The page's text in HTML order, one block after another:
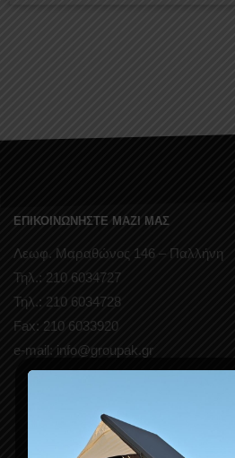
ΕΠΙΚΟΙΝΩΝΗΣΤΕ ΜΑΖΙ ΜΑΣ
Λεωφ. Μαραθώνος 146 – Παλλήνη
Τηλ.: 210 6034727
Τηλ.: 210 6034728
Fax: 210 6033920
e-mail: info@groupak.gr